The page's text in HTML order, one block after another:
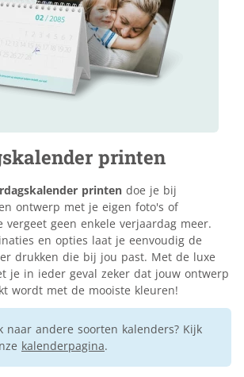
printen
printen doe je bij
ontwerp met je eigen foto's of
geen enkele verjaardag meer.
en opties laat je eenvoudig de
drukken die bij jou past. Met de luxe
je in ieder geval zeker dat jouw ontwerp
wordt met de mooiste kleuren!
naar andere soorten kalenders? Kijk
kalenderpagina.